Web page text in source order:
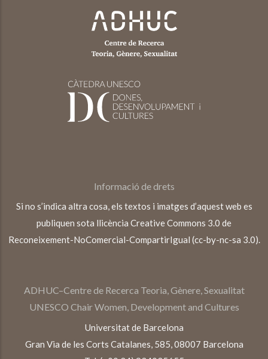
Informació de drets
Si no s’indica altra cosa, els textos i imatges d’aquest web es
publiquen sota llicència Creative Commons 3.0 de
Reconeixement-NoComercial-CompartirIgual (cc-by-nc-sa 3.0).
ADHUC–Centre de Recerca Teoria, Gènere, Sexualitat
UNESCO Chair Women, Development and Cultures
Universitat de Barcelona
Gran Via de les Corts Catalanes, 585, 08007 Barcelona